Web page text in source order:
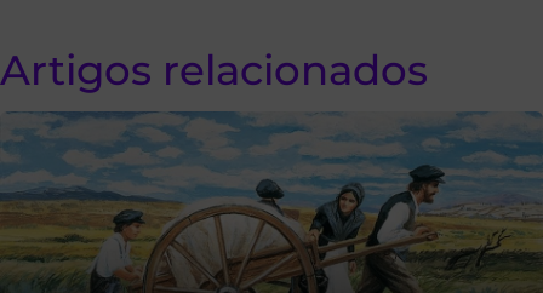
Artigos relacionados